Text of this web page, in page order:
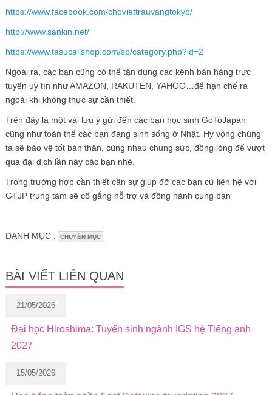
https://www.facebook.com/choviettrauvangtokyo/
http://www.sankin.net/
https://www.tasucallshop.com/sp/category.php?id=2
Ngoài ra, các bạn cũng có thể tận dụng các kênh bán hàng trực
tuyến uy tín như AMAZON, RAKUTEN, YAHOO…để hạn chế ra
ngoài khi không thực sự cần thiết.
Trên đây là một vài lưu ý gửi đến các bạn học sinh GoToJapan
cũng như toàn thể các bạn đang sinh sống ở Nhật. Hy vọng chúng
ta sẽ bảo vệ tốt bản thân, cùng nhau chung sức, đồng lòng để vượt
qua đại dịch lần này các bạn nhé.
Trong trường hợp cần thiết cần sự giúp đỡ các bạn cứ liên hệ với
GTJP trung tâm sẽ cố gắng hỗ trợ và đồng hành cùng bạn
DANH MỤC : CHUYÊN MỤC
BÀI VIẾT LIÊN QUAN
21/05/2026
Đại học Hiroshima: Tuyển sinh ngành IGS hệ Tiếng anh
2027
15/05/2026